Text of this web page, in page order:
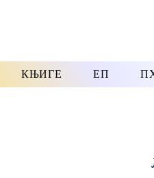
КЊИГЕ ЕП